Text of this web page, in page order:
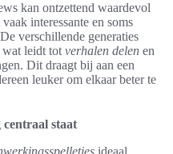
kan ontzettend waardevol
interessante en soms
verschillende generaties
wat leidt tot verhalen delen en
Dit draagt bij aan een
leuker om elkaar beter te
staat